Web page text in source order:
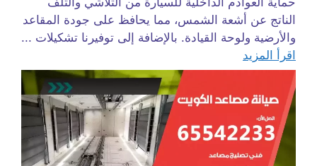
الناتج عن أشعة الشمس، مما يحافظ على جودة المقاعد
والأرضية ولوحة القيادة. بالإضافة إلى توفيرنا تشكيلات ...
اقرأ المزيد